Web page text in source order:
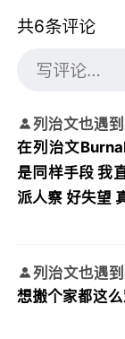
共6条评论
列治文也遇
在列治文
是同样手段 我
派人察 好失望
列治文也遇
想搬个家都这么